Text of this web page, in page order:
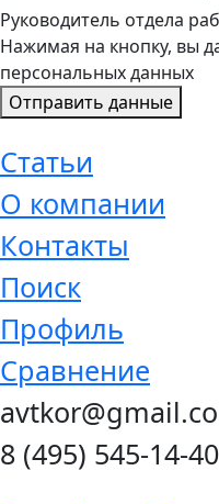
Руководитель отдела
Нажимая на кнопку, вы
персональных данных
Отправить данные
Статьи
О компании
Контакты
Поиск
Профиль
Сравнение
8 (495) 545-14-40